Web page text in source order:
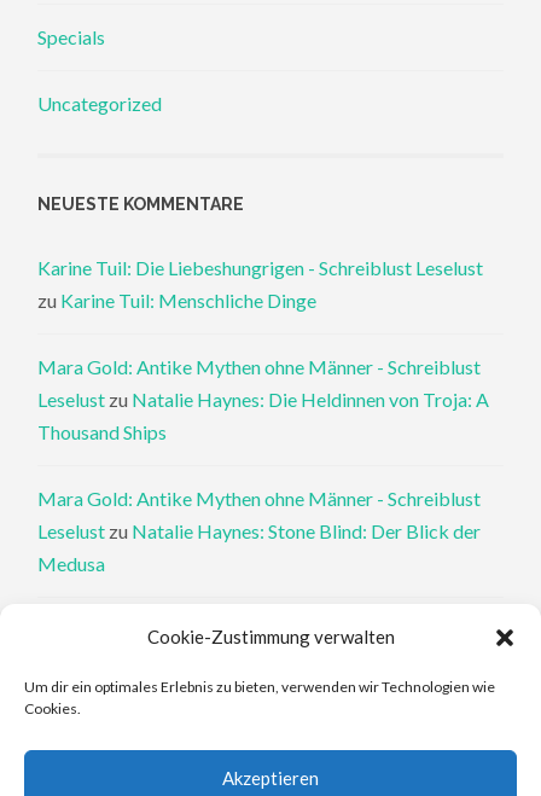
Cookie-Zustimmung verwalten
Um dir ein optimales Erlebnis zu bieten, verwenden wir Technologien wie
Cookies.
Akzeptieren
Specials
Uncategorized
NEUESTE KOMMENTARE
Karine Tuil: Die Liebeshungrigen - Schreiblust Leselust
zu Karine Tuil: Menschliche Dinge
Mara Gold: Antike Mythen ohne Männer - Schreiblust
Leselust zu Natalie Haynes: Die Heldinnen von Troja: A
Thousand Ships
Mara Gold: Antike Mythen ohne Männer - Schreiblust
Leselust zu Natalie Haynes: Stone Blind: Der Blick der
Medusa
Philippa Perry: Die Therapeutin und ihre Mörder: Dr. Pat
Philippa Perry: Das Buch, von dem du dir wünschst, deine